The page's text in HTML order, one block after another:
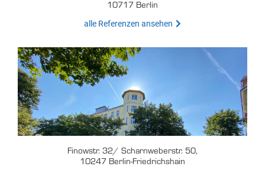
10717 Berlin
alle Referenzen ansehen
Finowstr. 32/ Scharnweberstr. 50,
10247 Berlin-Friedrichshain